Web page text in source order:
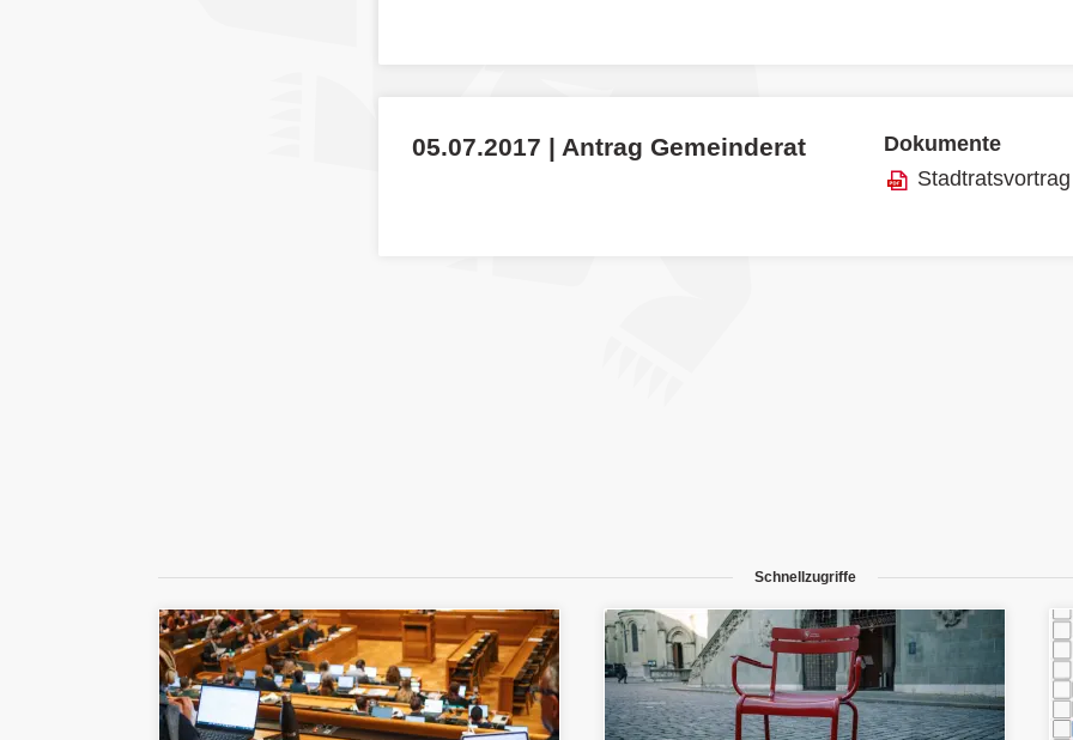
05.07.2017 | Antrag Gemeinderat
Dokumente
Stadtratsvortrag
Schnellzugriffe